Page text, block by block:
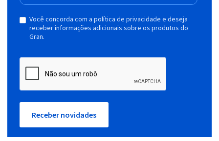
Você concorda com a política de privacidade e deseja
receber informações adicionais sobre os produtos do
Gran.
Receber novidades